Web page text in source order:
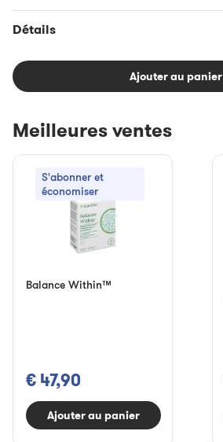
Détails
Ajouter au panier
Meilleures ventes
S'abonner et
économiser
Balance Within™
€ 47,90
Ajouter au panier